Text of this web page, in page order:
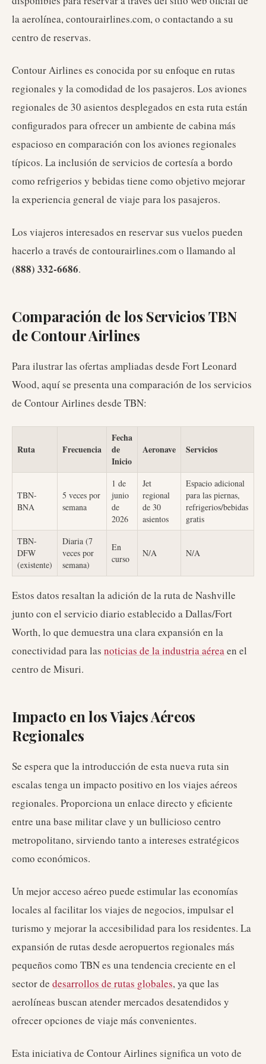
la aerolínea, contourairlines.com, o contactando a su
centro de reservas.
Contour Airlines es conocida por su enfoque en rutas
regionales y la comodidad de los pasajeros. Los aviones
regionales de 30 asientos desplegados en esta ruta están
configurados para ofrecer un ambiente de cabina más
espacioso en comparación con los aviones regionales
típicos. La inclusión de servicios de cortesía a bordo
como refrigerios y bebidas tiene como objetivo mejorar
la experiencia general de viaje para los pasajeros.
Los viajeros interesados en reservar sus vuelos pueden
hacerlo a través de contourairlines.com o llamando al
(888) 332-6686.
Comparación de los Servicios TBN
de Contour Airlines
Para ilustrar las ofertas ampliadas desde Fort Leonard
Wood, aquí se presenta una comparación de los servicios
de Contour Airlines desde TBN:
Ruta Frecuencia
Fecha
de
Inicio
Aeronave Servicios
TBN-
BNA
5 veces por
semana
1 de
junio
de
2026
Jet
regional
de 30
asientos
Espacio adicional
para las piernas,
refrigerios/bebidas
gratis
TBN-
DFW
(existente)
Diaria (7
veces por
semana)
En
curso
N/A N/A
Estos datos resaltan la adición de la ruta de Nashville
junto con el servicio diario establecido a Dallas/Fort
Worth, lo que demuestra una clara expansión en la
conectividad para las noticias de la industria aéreaen el
centro de Misuri.
Impacto en los Viajes Aéreos
Regionales
Se espera que la introducción de esta nueva ruta sin
escalas tenga un impacto positivo en los viajes aéreos
regionales. Proporciona un enlace directo y eficiente
entre una base militar clave y un bullicioso centro
metropolitano, sirviendo tanto a intereses estratégicos
como económicos.
Un mejor acceso aéreo puede estimular las economías
locales al facilitar los viajes de negocios, impulsar el
turismo y mejorar la accesibilidad para los residentes. La
expansión de rutas desde aeropuertos regionales más
pequeños como TBN es una tendencia creciente en el
sector de desarrollos de rutas globales, ya que las
aerolíneas buscan atender mercados desatendidos y
ofrecer opciones de viaje más convenientes.
Esta iniciativa de Contour Airlines significa un voto de